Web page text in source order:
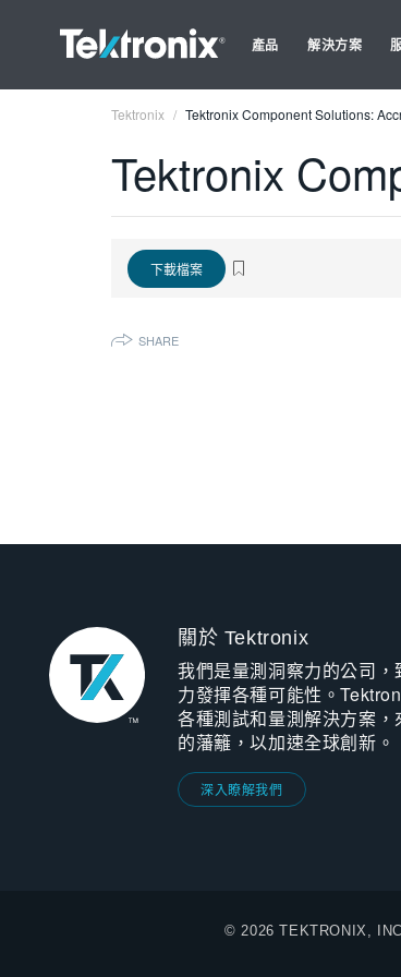
產品 解決方案
Tektronix Tektronix Component Solutions:
Tektronix
下載檔案
SHARE
關於 Tektronix
我們是量測洞察力的公司
力發揮各種可能性。
各種測試和量測解決方案
的藩籬，以加速全球創新。
深入瞭解我們
© 2026 TEKTRONIX,